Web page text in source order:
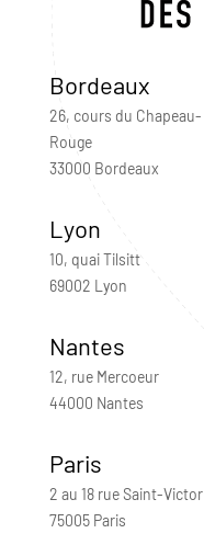
Bordeaux
26, cours du Chapeau-
Rouge
33000 Bordeaux
Lyon
10, quai Tilsitt
69002 Lyon
Nantes
12, rue Mercoeur
44000 Nantes
Paris
2 au 18 rue Saint-Victor
75005 Paris